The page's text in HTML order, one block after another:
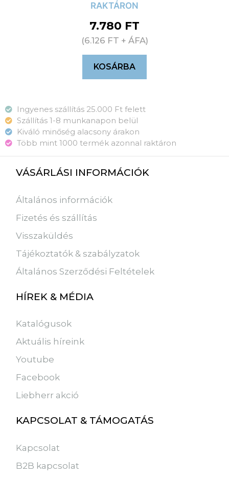
RAKTÁRON
7.780 FT
(6.126 FT + ÁFA)
KOSÁRBA
Ingyenes szállítás 25.000 Ft felett
Szállítás 1-8 munkanapon belül
Kiváló minőség alacsony árakon
Több mint 1000 termék azonnal raktáron
VÁSÁRLÁSI INFORMÁCIÓK
Általános információk
Fizetés és szállítás
Visszaküldés
Tájékoztatók & szabályzatok
Általános Szerződési Feltételek
HÍREK & MÉDIA
Katalógusok
Aktuális híreink
Youtube
Facebook
Liebherr akció
KAPCSOLAT & TÁMOGATÁS
Kapcsolat
B2B kapcsolat